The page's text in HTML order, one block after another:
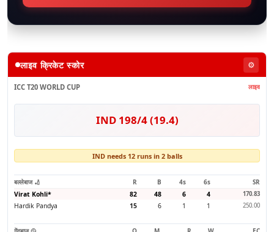
लाइव क्रिकेट स्कोर ⚙️
ICC T20 WORLD CUP लाइव
IND 198/4 (19.4)
IND needs 12 runs in 2 balls
बल्लेबाज 🏏 R B 4s 6s
SR
Virat Kohli* 82 48 6 4 170.83
Hardik Pandya 15 6 1 1 250.00